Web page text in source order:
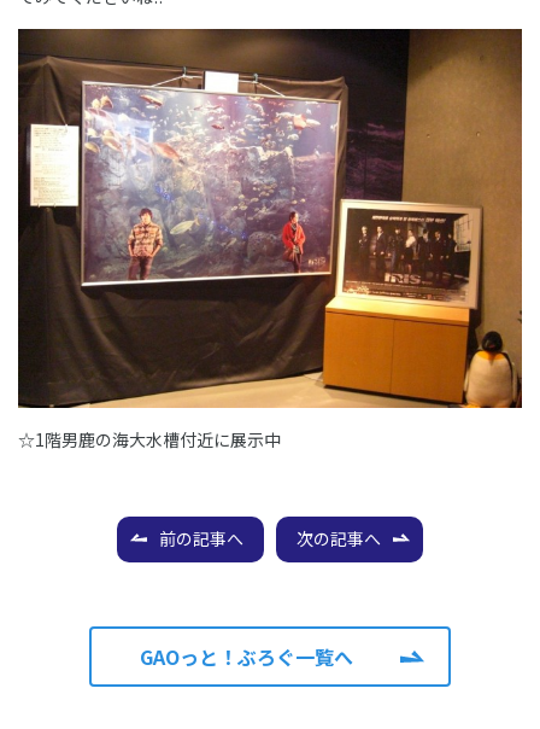
☆1階男鹿の海大水槽付近に展示中
前の記事へ 次の記事へ
GAOっと！ぶろぐ一覧へ